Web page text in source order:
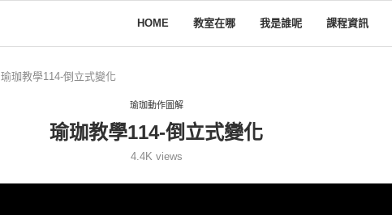
HOME 教室在哪 我是誰呢 課程資訊
瑜珈教學114-倒立式變化
瑜珈動作圖解
瑜珈教學114-倒立式變化
4.4K views